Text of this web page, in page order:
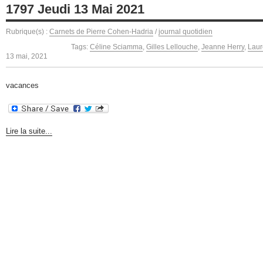
1797 Jeudi 13 Mai 2021
Rubrique(s) : Carnets de Pierre Cohen-Hadria / journal quotidien
Tags: Céline Sciamma Gilles Lellouche Jeanne Herry,
13 mai, 2021
vacances
Lire la suite...